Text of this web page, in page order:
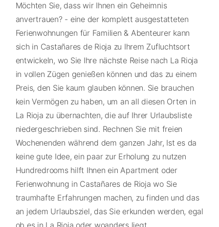
Möchten Sie, dass wir Ihnen ein Geheimnis
anvertrauen? - eine der komplett ausgestatteten
Ferienwohnungen für Familien & Abenteurer kann
sich in Castañares de Rioja zu Ihrem Zufluchtsort
entwickeln, wo Sie Ihre nächste Reise nach La Rioja
in vollen Zügen genießen können und das zu einem
Preis, den Sie kaum glauben können. Sie brauchen
kein Vermögen zu haben, um an all diesen Orten in
La Rioja zu übernachten, die auf Ihrer Urlaubsliste
niedergeschrieben sind. Rechnen Sie mit freien
Wochenenden während dem ganzen Jahr, Ist es da
keine gute Idee, ein paar zur Erholung zu nutzen
Hundredrooms hilft Ihnen ein Apartment oder
Ferienwohnung in Castañares de Rioja wo Sie
traumhafte Erfahrungen machen, zu finden und das
an jedem Urlaubsziel, das Sie erkunden werden, egal